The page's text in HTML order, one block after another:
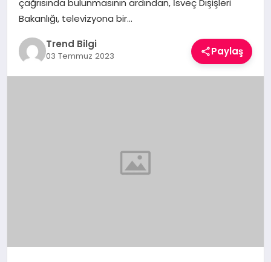
YAŞAM
Bakanlığı, televizyona bir…
Trend Bilgi
03 Temmuz 2023 Paylaş